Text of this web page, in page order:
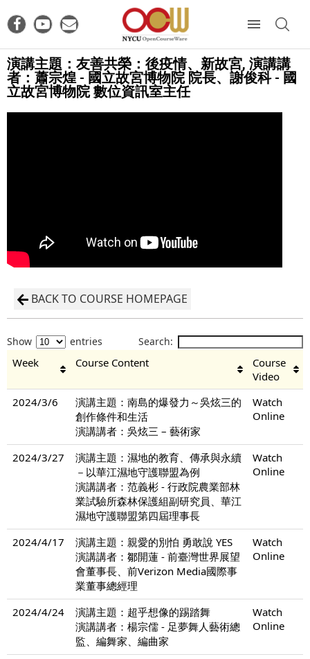
演講主題：友善共榮：後疫情、新故宮, 演講講
者：蕭宗煌 - 國立故宮博物院 院長、謝俊科 - 國
立故宮博物院 數位資訊室主任
BACK TO COURSE HOMEPAGE
Show entries Search:
Week Course Content
Course
Video
2024/3/6
演講主題：南島的爆發力～吳炫三的
創作條件和生活
演講講者：吳炫三 – 藝術家
Watch
Online
2024/3/27
演講主題：濕地的教育、傳承與永續
－以華江濕地守護聯盟為例
演講講者：范義彬 - 行政院農業部林
業試驗所森林保護組副研究員、華江
濕地守護聯盟第四屆理事長
Watch
Online
2024/4/17
演講主題：親愛的別怕 勇敢說 YES
演講講者：鄒開蓮 - 前臺灣世界展望
會董事長、前Verizon Media國際事
業董事總經理
Watch
Online
2024/4/24
演講主題：超乎想像的踢踏舞
演講講者：楊宗儒 - 足夢舞人藝術總
監、編舞家、編曲家
Watch
Online